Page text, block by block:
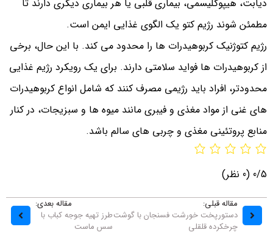
دیابت، هیپوگلیسمی، بیماری قلبی یا هر بیماری دیگری دارند تا
مطمئن شوند رژیم کتو یک الگوی غذایی ایمن است.
رژیم کتوژنیک کربوهیدرات ها را محدود می کند. با این حال، برخی
از کربوهیدرات ها فواید سلامتی دارند. برای یک رویکرد رژیم غذایی
محدودتر، افراد باید رژیمی مصرف کنند که شامل انواع کربوهیدرات
های غنی از مواد مغذی و فیبری مانند میوه ها و سبزیجات، در کنار
منابع پروتئینی مغذی و چربی های سالم باشد.
0/5 (0 نظر)
مقاله قبلی:
دستورپخت خورشت فسنجان با گوشت
چرخکرده قلقلی
مقاله بعدی:
طرز تهیه جوجه کباب با
سس ماست